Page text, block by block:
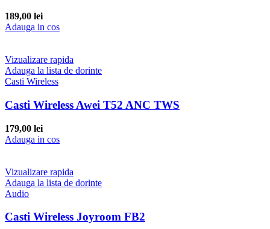
189,00 lei
Adauga in cos
Vizualizare rapida
Adauga la lista de dorinte
Casti Wireless
Casti Wireless Awei T52 ANC TWS
179,00 lei
Adauga in cos
Vizualizare rapida
Adauga la lista de dorinte
Audio
Casti Wireless Joyroom FB2